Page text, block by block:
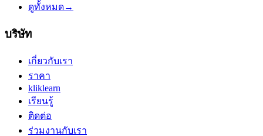
ดูทั้งหมด→
บริษัท
เกี่ยวกับเรา
ราคา
kliklearn
เรียนรู้
ติดต่อ
ร่วมงานกับเรา